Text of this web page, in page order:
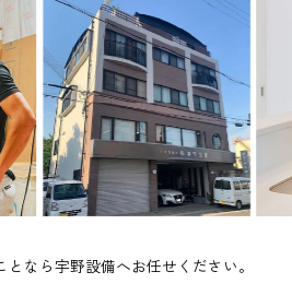
なら宇野設備へお任せください。